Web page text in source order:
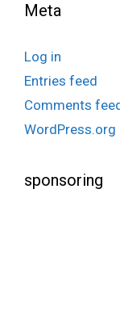
Meta
Log in
Entries feed
Comments
WordPress.org
sponsoring